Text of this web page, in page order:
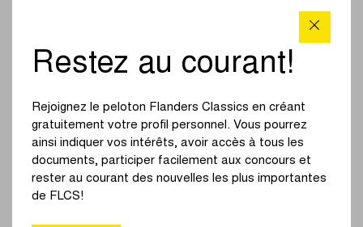
Restez au courant!
Rejoignez le peloton Flanders Classics en créant
gratuitement votre profil personnel. Vous pourrez
ainsi indiquer vos intérêts, avoir accès à tous les
documents, participer facilement aux concours et
rester au courant des nouvelles les plus importantes
de FLCS!